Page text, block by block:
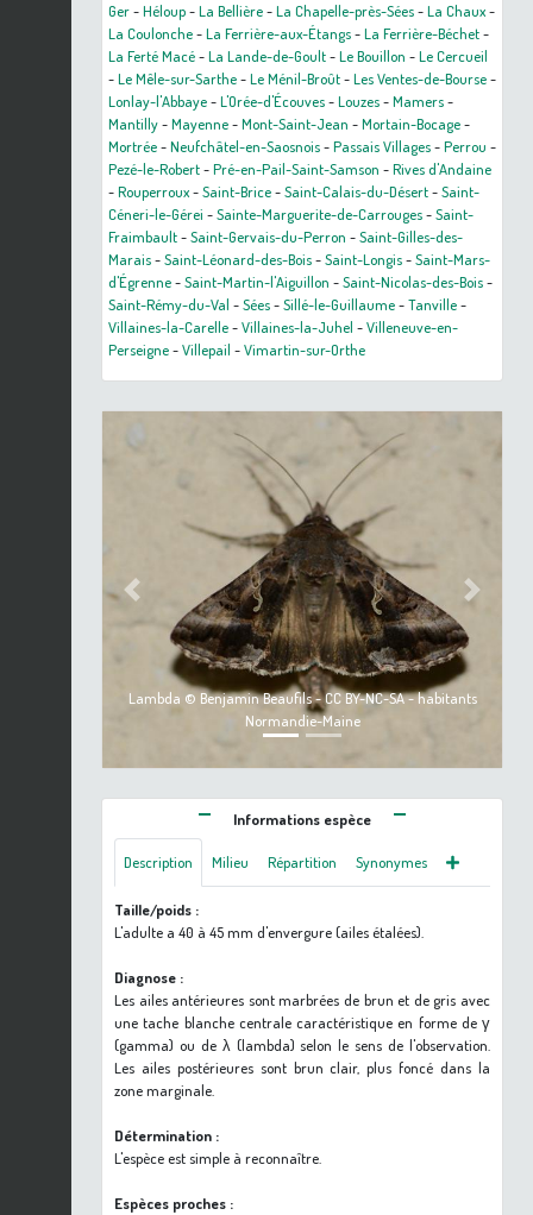
Ger-Héloup-La Bellière-La Chapelle-près-Sées-La Chaux-
La Coulonche-La Ferrière-aux-Étangs-La Ferrière-Béchet-
La Ferté Macé-La Lande-de-Goult-Le Bouillon -Le Cercueil
-Le Mêle-sur-Sarthe-Le Ménil-Broût-Les Ventes-de-Bourse-
Lonlay-l'Abbaye-L'Orée-d'Écouves-Louzes-Mamers-
Mantilly-Mayenne-Mont-Saint-Jean -Mortain-Bocage-
Mortrée-Neufchâtel-en-Saosnois-Passais Villages-Perrou -
Pezé-le-Robert-Pré-en-Pail-Saint-Samson -Rives d'Andaine
-Rouperroux-Saint-Brice-Saint-Calais-du-Désert-Saint-
Céneri-le-Gérei -Sainte-Marguerite-de-Carrouges-Saint-
Fraimbault-Saint-Gervais-du-Perron -Saint-Gilles-des-
Marais-Saint-Léonard-des-Bois-Saint-Longis-Saint-Mars-
d'Égrenne-Saint-Martin-l'Aiguillon -Saint-Nicolas-des-Bois-
Saint-Rémy-du-Val -Sées-Sillé-le-Guillaume-Tanville-
Villaines-la-Carelle-Villaines-la-Juhel -Villeneuve-en-
Perseigne-Villepail -Vimartin-sur-Orthe
Lambda © Benjamin Beaufils - CC BY-NC-SA - habitants
Normandie-Maine
Previous Next
Informations espèce
Description Milieu Répartition Synonymes
Taille/poids :
L'adulte a 40 à 45 mm d'envergure (ailes étalées).
Diagnose :
Les ailes antérieures sont marbrées de brun et de gris avec
une tache blanche centrale caractéristique en forme de γ
(gamma) ou de λ (lambda) selon le sens de l'observation.
Les ailes postérieures sont brun clair, plus foncé dans la
zone marginale.
Détermination :
L'espèce est simple à reconnaître.
Espèces proches :